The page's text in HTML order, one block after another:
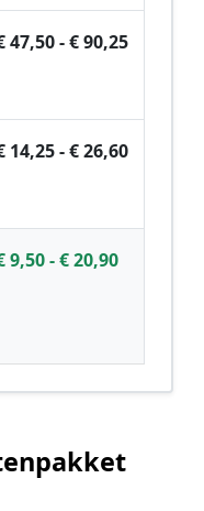
47,50 - € 90,25
14,25 - € 26,60
9,50 - € 20,90